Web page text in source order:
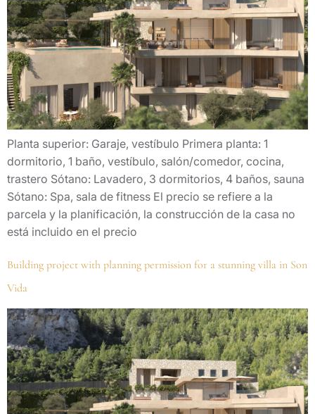
Planta superior: Garaje, vestíbulo Primera planta: 1
dormitorio, 1 baño, vestíbulo, salón/comedor, cocina,
trastero Sótano: Lavadero, 3 dormitorios, 4 baños, sauna
Sótano: Spa, sala de fitness El precio se refiere a la
parcela y la planificación, la construcción de la casa no
está incluido en el precio
Building project with planning permission for a stunning villa in Son
Vida